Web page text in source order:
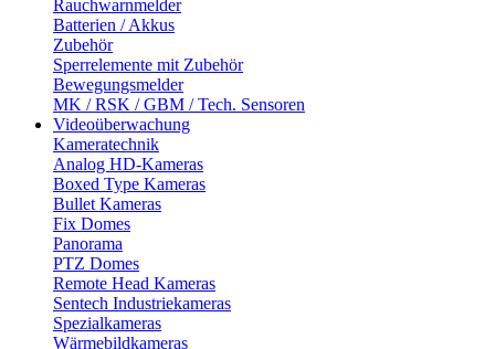
Rauchwarnmelder
Batterien / Akkus
Zubehör
Sperrelemente mit Zubehör
Bewegungsmelder
MK / RSK / GBM / Tech. Sensoren
Videoüberwachung
Kameratechnik
Analog HD-Kameras
Boxed Type Kameras
Bullet Kameras
Fix Domes
Panorama
PTZ Domes
Remote Head Kameras
Sentech Industriekameras
Spezialkameras
Wärmebildkameras